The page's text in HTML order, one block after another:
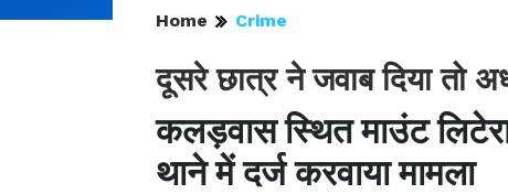
Home Crime
दूसरे छात्र ने जवाब दिया तो
कलड़वास स्थित माउंट
थाने में दर्ज करवाया मामला